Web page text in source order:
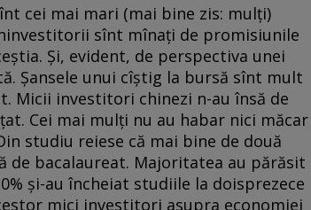
cei mai mari (mai bine zis: mulţi)
sînt mînaţi de promisiunile
Şi, evident, de perspectiva unei
Şansele unui cîştig la bursă sînt mult
Micii investitori chinezi n-au însă de
Cei mai mulţi nu au habar nici măcar
studiu reiese că mai bine de două
bacalaureat. Majoritatea au părăsit
şi-au încheiat studiile la doisprezece
mici investitori asupra economiei